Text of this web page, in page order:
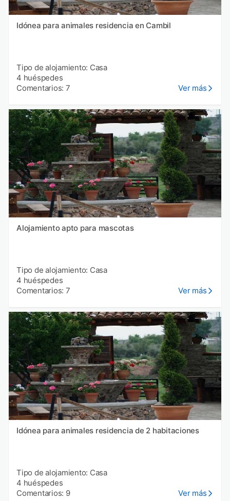
Idónea para animales residencia en Cambil
Tipo de alojamiento: Casa
4 huéspedes
Comentarios: 7
Ver más
Alojamiento apto para mascotas
Tipo de alojamiento: Casa
4 huéspedes
Comentarios: 7
Ver más
Idónea para animales residencia de 2 habitaciones
Tipo de alojamiento: Casa
4 huéspedes
Comentarios: 9
Ver más